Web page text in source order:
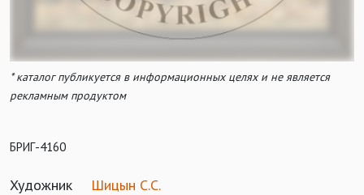
* каталог публикуется в информационных целях и не является
рекламным продуктом
БРИГ-4160
Художник
Шицын С.С.